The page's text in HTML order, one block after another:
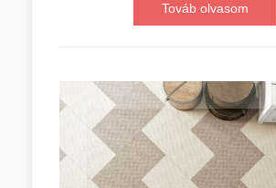
Továb olvasom